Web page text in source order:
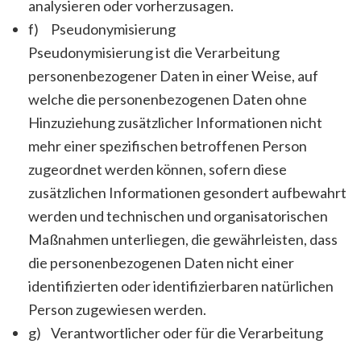
analysieren oder vorherzusagen.
f) Pseudonymisierung
Pseudonymisierung ist die Verarbeitung
personenbezogener Daten in einer Weise, auf
welche die personenbezogenen Daten ohne
Hinzuziehung zusätzlicher Informationen nicht
mehr einer spezifischen betroffenen Person
zugeordnet werden können, sofern diese
zusätzlichen Informationen gesondert aufbewahrt
werden und technischen und organisatorischen
Maßnahmen unterliegen, die gewährleisten, dass
die personenbezogenen Daten nicht einer
identifizierten oder identifizierbaren natürlichen
Person zugewiesen werden.
g) Verantwortlicher oder für die Verarbeitung